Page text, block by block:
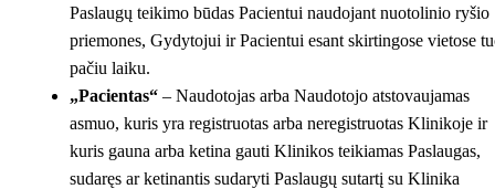
Paslaugų teikimo būdas Pacientui naudojant nuotolinio ryšio
priemones, Gydytojui ir Pacientui esant skirtingose vietose
pačiu laiku.
„Pacientas“ – Naudotojas arba Naudotojo atstovaujamas
asmuo, kuris yra registruotas arba neregistruotas Klinikoje ir
kuris gauna arba ketina gauti Klinikos teikiamas Paslaugas,
sudaręs ar ketinantis sudaryti Paslaugų sutartį su Klinika